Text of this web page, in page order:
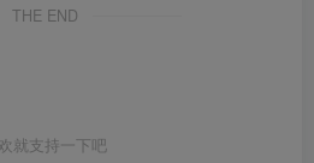
THE END
就支持一下吧